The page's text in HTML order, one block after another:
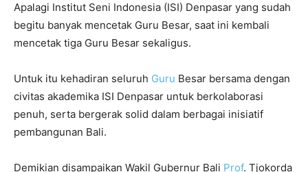
Apalagi Institut Seni Indonesia (ISI) Denpasar yang sudah
begitu banyak mencetak Guru Besar, saat ini kembali
mencetak tiga Guru Besar sekaligus.
Untuk itu kehadiran seluruh Guru Besar bersama dengan
civitas akademika ISI Denpasar untuk berkolaborasi
penuh, serta bergerak solid dalam berbagai inisiatif
pembangunan Bali.
Demikian disampaikan Wakil Gubernur Bali Prof. Tjokorda